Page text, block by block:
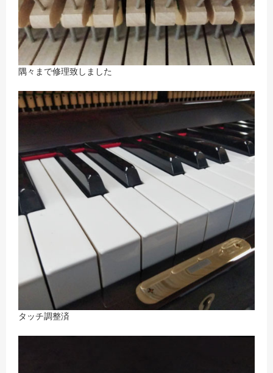
隅々まで修理致しました
タッチ調整済